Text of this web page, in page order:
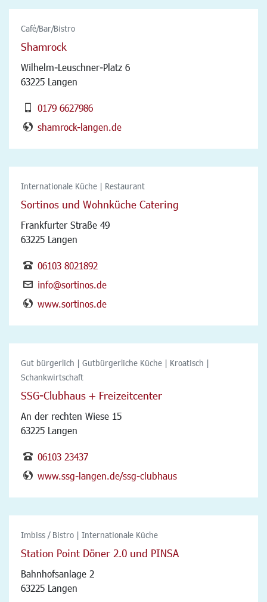
Café/Bar/Bistro
Shamrock
Wilhelm-Leuschner-Platz 6
63225 Langen
0179 6627986
shamrock-langen.de
Internationale Küche | Restaurant
Sortinos und Wohnküche Catering
Frankfurter Straße 49
63225 Langen
06103 8021892
info@sortinos.de
www.sortinos.de
Gut bürgerlich | Gutbürgerliche Küche | Kroatisch |
Schankwirtschaft
SSG-Clubhaus + Freizeitcenter
An der rechten Wiese 15
63225 Langen
06103 23437
www.ssg-langen.de/ssg-clubhaus
Imbiss / Bistro | Internationale Küche
Station Point Döner 2.0 und PINSA
Bahnhofsanlage 2
63225 Langen